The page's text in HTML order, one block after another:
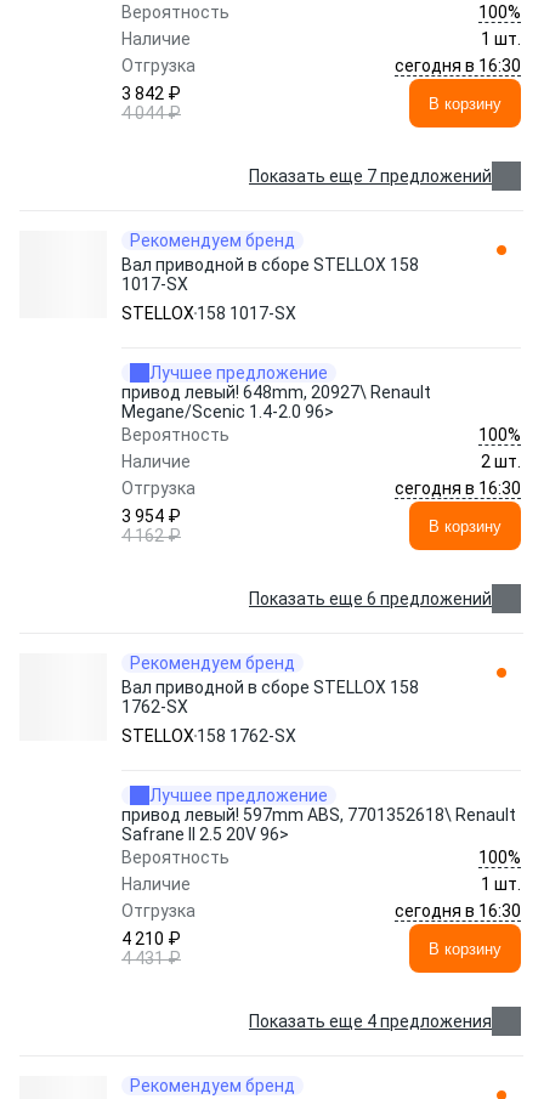
Вероятность
100%
Наличие
1 шт.
Отгрузка
сегодня в 16:30
3 842 ₽
4 044 ₽
В корзину
Показать еще 7 предложений
Рекомендуем бренд
Вал приводной в сборе STELLOX 158
1017-SX
STELLOX 158 1017-SX
Лучшее предложение
привод левый! 648mm, 20927\ Renault
Megane/Scenic 1.4-2.0 96>
Вероятность
100%
Наличие
2 шт.
Отгрузка
сегодня в 16:30
3 954 ₽
4 162 ₽
В корзину
Показать еще 6 предложений
Рекомендуем бренд
Вал приводной в сборе STELLOX 158
1762-SX
STELLOX 158 1762-SX
Лучшее предложение
привод левый! 597mm ABS, 7701352618\ Renault
Safrane II 2.5 20V 96>
Вероятность
100%
Наличие
1 шт.
Отгрузка
сегодня в 16:30
4 210 ₽
4 431 ₽
В корзину
Показать еще 4 предложения
Рекомендуем бренд